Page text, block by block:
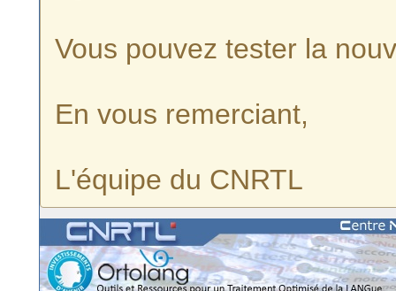
Vous pouvez tester la
En vous remerciant,
L'équipe du CNRTL